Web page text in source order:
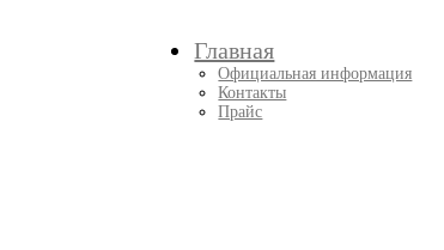
Главная
Официальная информация
Контакты
Прайс